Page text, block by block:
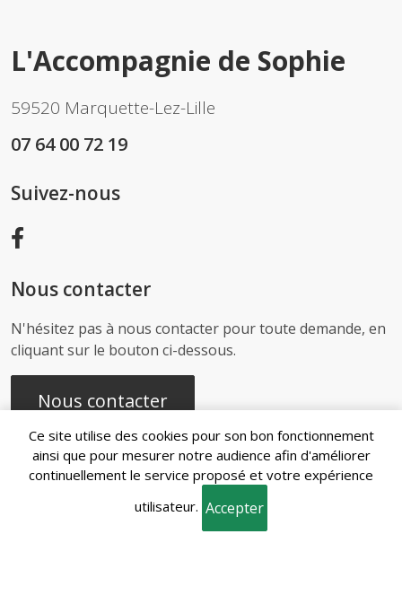
L'Accompagnie de Sophie
59520 Marquette-Lez-Lille
07 64 00 72 19
Suivez-nous
Nous contacter
N'hésitez pas à nous contacter pour toute demande, en
cliquant sur le bouton ci-dessous.
Nous contacter
Recherches
fréquentes
Ce site utilise des cookies pour son bon fonctionnement
ainsi que pour mesurer notre audience afin d'améliorer
continuellement le service proposé et votre expérience
utilisateur. Accepter